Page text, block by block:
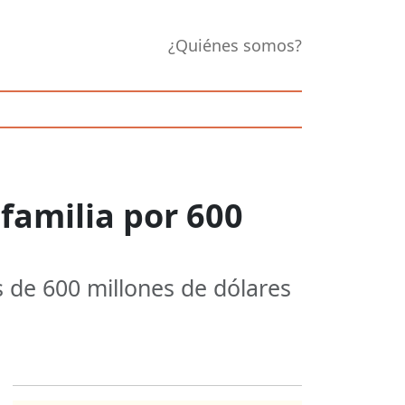
¿Quiénes somos?
familia por 600
600 millones de dólares